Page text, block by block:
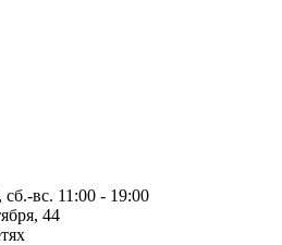
вс. 11:00 - 19:00
44